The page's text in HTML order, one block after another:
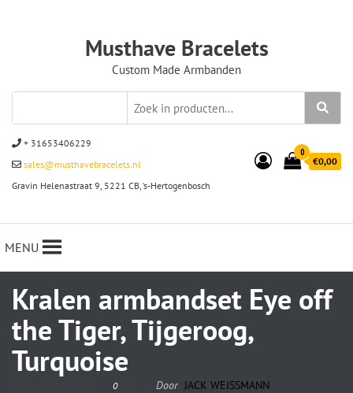
Musthave Bracelets
Custom Made Armbanden
+ 31653406229
sales@musthavebracelets.nl
Gravin Helenastraat 9, 5221 CB, ‘s-Hertogenbosch
0
€0,00
MENU
Kralen armbandset Eye off
the Tiger, Tijgeroog,
Turquoise
0 Door JACK WEISSMANN